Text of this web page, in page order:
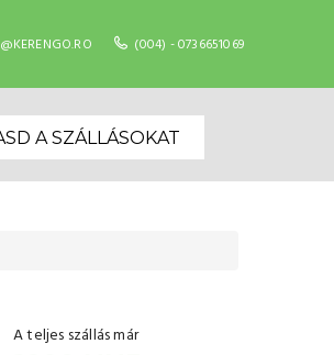
(004) - 0736651069
A SZÁLLÁSOKAT
A teljes szállás már